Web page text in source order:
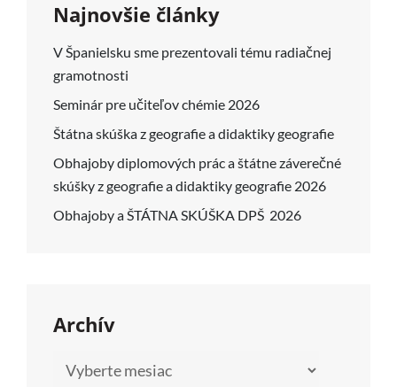
Najnovšie články
V Španielsku sme prezentovali tému radiačnej
gramotnosti
Seminár pre učiteľov chémie 2026
Štátna skúška z geografie a didaktiky geografie
Obhajoby diplomových prác a štátne záverečné
skúšky z geografie a didaktiky geografie 2026
Obhajoby a ŠTÁTNA SKÚŠKA DPŠ 2026
Archív
Archív